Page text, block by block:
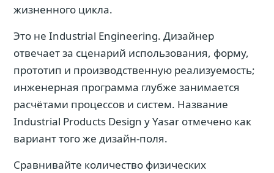
жизненного цикла.
Это не Industrial Engineering. Дизайнер
отвечает за сценарий использования, форму,
прототип и производственную реализуемость;
инженерная программа глубже занимается
расчётами процессов и систем. Название
Industrial Products Design у Yasar отмечено как
вариант того же дизайн-поля.
Сравнивайте количество физических